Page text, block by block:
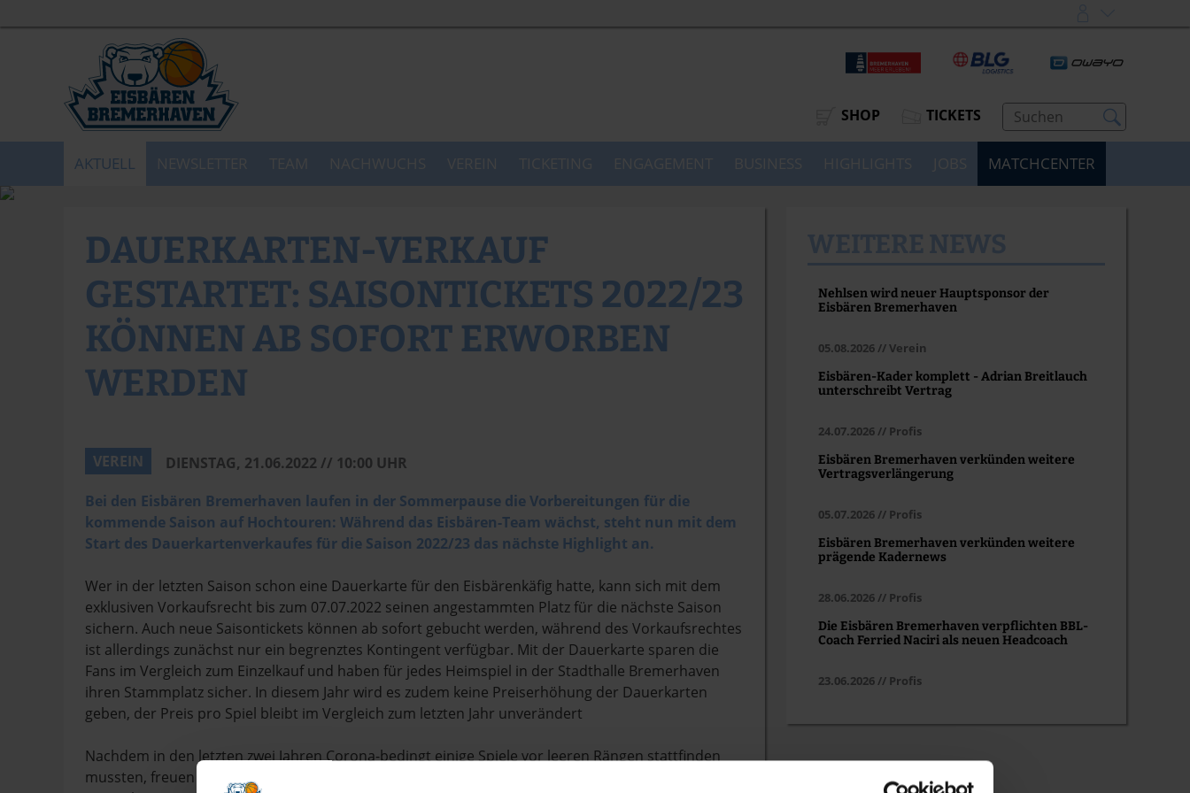
SHOP TICKETS
AKTUELL MATCHCENTER
DAUERKARTEN-VERKAUF
GESTARTET: SAISONTICKETS 2022/23
KÖNNEN AB SOFORT ERWORBEN
WERDEN
VEREIN
DIENSTAG, 21.06.2022 // 10:00 UHR
Bei den Eisbären Bremerhaven laufen in der Sommerpause die Vorbereitungen für die
kommende Saison auf Hochtouren: Während das Eisbären-Team wächst, steht nun mit dem
Start des Dauerkartenverkaufes für die Saison 2022/23 das nächste Highlight an.
Wer in der letzten Saison schon eine Dauerkarte für den Eisbärenkäfig hatte, kann sich mit dem
exklusiven Vorkaufsrecht bis zum 07.07.2022 seinen angestammten Platz für die nächste Saison
sichern. Auch neue Saisontickets können ab sofort gebucht werden, während des Vorkaufsrechtes
ist allerdings zunächst nur ein begrenztes Kontingent verfügbar. Mit der Dauerkarte sparen die
Fans im Vergleich zum Einzelkauf und haben für jedes Heimspiel in der Stadthalle Bremerhaven
ihren Stammplatz sicher. In diesem Jahr wird es zudem keine Preiserhöhung der Dauerkarten
geben, der Preis pro Spiel bleibt im Vergleich zum letzten Jahr unverändert
Nachdem in den letzten zwei Jahren Corona-bedingt einige Spiele vor leeren Rängen stattfinden
mussten, freuen sich die Eisbären Bremerhaven in dieser Saison, wieder vor möglichst vielen Fans
Nehlsen wird neuer Hauptsponsor der
Eisbären Bremerhaven
05.08.2026 // Verein
Eisbären-Kader komplett - Adrian Breitlauch
unterschreibt Vertrag
24.07.2026 // Profis
Eisbären Bremerhaven verkünden weitere
Vertragsverlängerung
05.07.2026 // Profis
Eisbären Bremerhaven verkünden weitere
prägende Kadernews
28.06.2026 // Profis
Die Eisbären Bremerhaven verpflichten BBL-
Coach Ferried Naciri als neuen Headcoach
23.06.2026 // Profis